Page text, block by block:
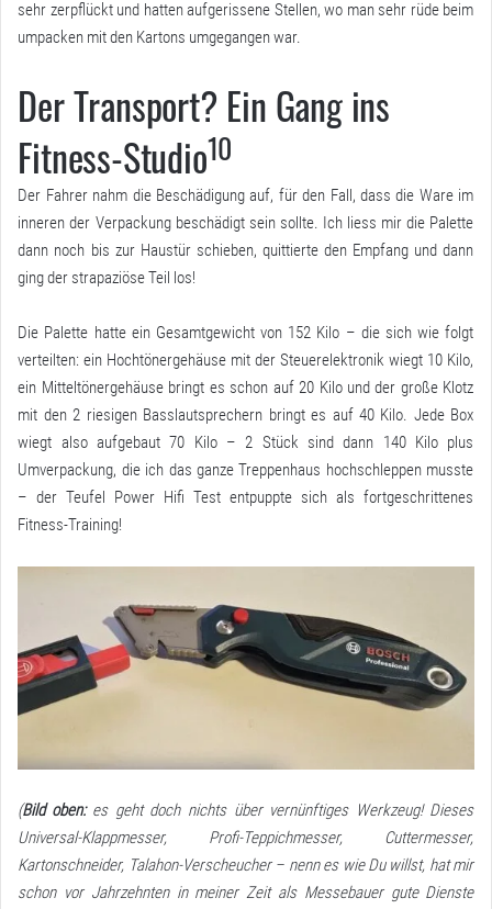
sehr zerpflückt und hatten aufgerissene Stellen, wo man sehr rüde beim
umpacken mit den Kartons umgegangen war.
Der Transport? Ein Gang ins
Fitness-Studio10
Der Fahrer nahm die Beschädigung auf, für den Fall, dass die Ware im
inneren der Verpackung beschädigt sein sollte. Ich liess mir die Palette
dann noch bis zur Haustür schieben, quittierte den Empfang und dann
ging der strapaziöse Teil los!
Die Palette hatte ein Gesamtgewicht von 152 Kilo – die sich wie folgt
verteilten: ein Hochtönergehäuse mit der Steuerelektronik wiegt 10 Kilo,
ein Mitteltönergehäuse bringt es schon auf 20 Kilo und der große Klotz
mit den 2 riesigen Basslautsprechern bringt es auf 40 Kilo. Jede Box
wiegt also aufgebaut 70 Kilo – 2 Stück sind dann 140 Kilo plus
Umverpackung, die ich das ganze Treppenhaus hochschleppen musste
– der Teufel Power Hifi Test entpuppte sich als fortgeschrittenes
Fitness-Training!
(Bild oben: es geht doch nichts über vernünftiges Werkzeug! Dieses
Universal-Klappmesser, Profi-Teppichmesser, Cuttermesser,
Kartonschneider, Talahon-Verscheucher – nenn es wie Du willst, hat mir
schon vor Jahrzehnten in meiner Zeit als Messebauer gute Dienste